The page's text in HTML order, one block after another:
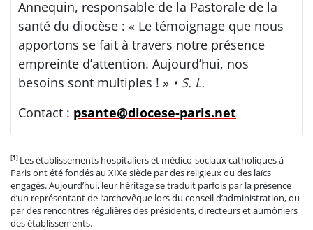
Annequin, responsable de la Pastorale de la
santé du diocèse : « Le témoignage que nous
apportons se fait à travers notre présence
empreinte d’attention. Aujourd’hui, nos
besoins sont multiples ! » • S. L.
Contact : psante@diocese-paris.net
[1] Les établissements hospitaliers et médico-sociaux catholiques à
Paris ont été fondés au XIXe siècle par des religieux ou des laïcs
engagés. Aujourd’hui, leur héritage se traduit parfois par la présence
d’un représentant de l’archevêque lors du conseil d’administration, ou
par des rencontres régulières des présidents, directeurs et aumôniers
des établissements.